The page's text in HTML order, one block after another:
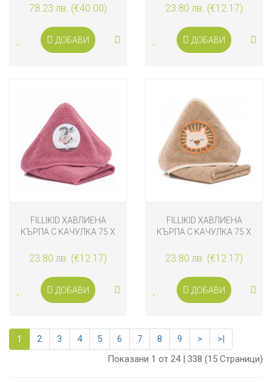
78.23 лв. (€40.00)
ДОБАВИ
23.80 лв. (€12.17)
ДОБАВИ
FILLIKID ХАВЛИЕНА
КЪРПА С КАЧУЛКА 75 Х
23.80 лв. (€12.17)
ДОБАВИ
FILLIKID ХАВЛИЕНА
КЪРПА С КАЧУЛКА 75 Х
23.80 лв. (€12.17)
ДОБАВИ
1 2 3 4 5 6 7 8 9 >
>|
Показани 1 от 24 | 338 (15 Страници)